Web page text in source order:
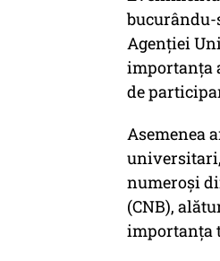
bucurându-
Agenției
importanța
de
Asemenea
numeroși
(CNB),
importanța